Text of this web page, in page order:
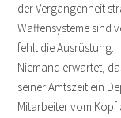
der Vergangenheit
Waffensysteme sind
fehlt die Ausrüstung.
Niemand erwartet,
seiner Amtszeit ein
Mitarbeiter vom Kopf